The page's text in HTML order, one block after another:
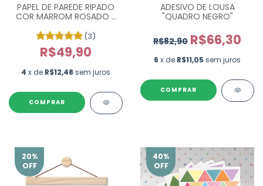
PAPEL DE PAREDE RIPADO
COR MARROM ROSADO -
(3)
R$49,90
4 x de R$12,48 sem juros
ADESIVO DE LOUSA
"QUADRO NEGRO"
R$82,90 R$66,30
6 x de R$11,05 sem juros
20%
OFF
40%
OFF